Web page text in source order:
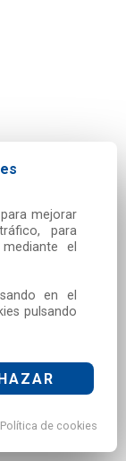
mejorar
para
el
en el
pulsando
Política de cookies